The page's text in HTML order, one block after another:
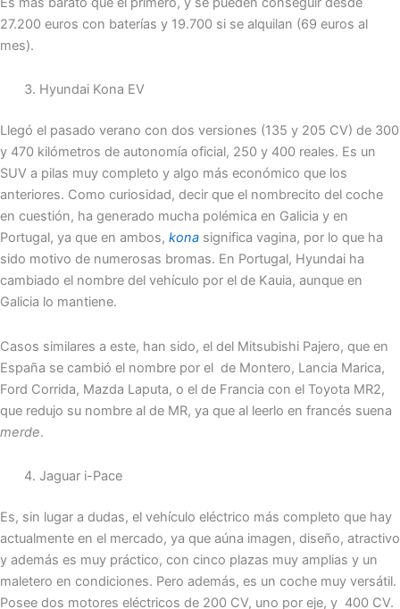
27.200 euros con baterías y 19.700 si se alquilan (69 euros al
mes).
Hyundai Kona EV
Llegó el pasado verano con dos versiones (135 y 205 CV) de 300
y 470 kilómetros de autonomía oficial, 250 y 400 reales. Es un
SUV a pilas muy completo y algo más económico que los
anteriores. Como curiosidad, decir que el nombrecito del coche
en cuestión, ha generado mucha polémica en Galicia y en
Portugal, ya que en ambos, kona significa vagina, por lo que ha
sido motivo de numerosas bromas. En Portugal, Hyundai ha
cambiado el nombre del vehículo por el de Kauia, aunque en
Galicia lo mantiene.
Casos similares a este, han sido, el del Mitsubishi Pajero, que en
España se cambió el nombre por el de Montero, Lancia Marica,
Ford Corrida, Mazda Laputa, o el de Francia con el Toyota MR2,
que redujo su nombre al de MR, ya que al leerlo en francés suena
merde.
Jaguar i-Pace
Es, sin lugar a dudas, el vehículo eléctrico más completo que hay
actualmente en el mercado, ya que aúna imagen, diseño, atractivo
y además es muy práctico, con cinco plazas muy amplias y un
maletero en condiciones. Pero además, es un coche muy versátil.
Posee dos motores eléctricos de 200 CV, uno por eje, y 400 CV.